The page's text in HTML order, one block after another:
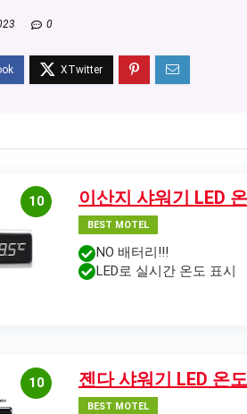
0
10 이산지 샤워기 LED
BEST MOTEL
NO 배터리!!!
LED로 실시간 온도 표시
10 젠다 샤워기 LED 온
BEST MOTEL